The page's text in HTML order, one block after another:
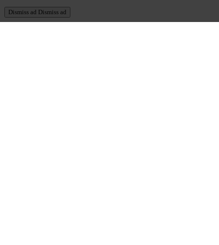
Dismiss ad Dismiss ad